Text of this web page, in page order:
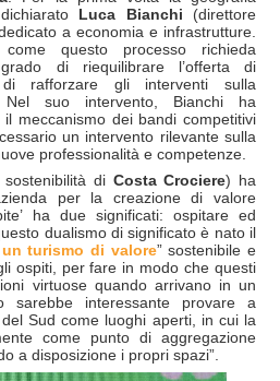
Luca Bianchi (direttore
a economia e infrastrutture.
questo processo richieda
di riequilibrare l’offerta di
rafforzare gli interventi sulla
Nel suo intervento, Bianchi ha
meccanismo dei bandi competitivi
un intervento rilevante sulla
professionalità e competenze.
di Costa Crociere) ha
per la creazione di valore
ha due significati: ospitare ed
dualismo di significato è nato il
turismo di valore” sostenibile e
ospiti, per fare in modo che questi
virtuose quando arrivano in un
sarebbe interessante provare a
Sud come luoghi aperti, in cui la
come punto di aggregazione
a disposizione i propri spazi”.